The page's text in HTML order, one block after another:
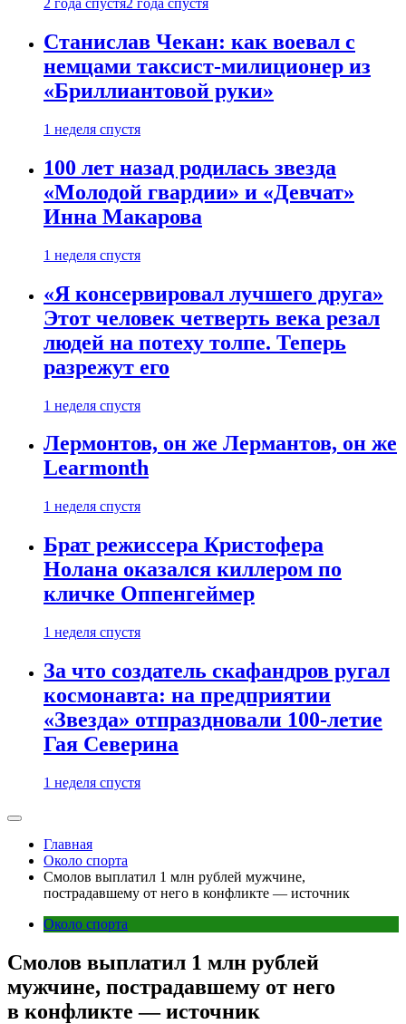
2 года спустя2 года спустя
Станислав Чекан: как воевал с
немцами таксист-милиционер из
«Бриллиантовой руки»
1 неделя спустя
100 лет назад родилась звезда
«Молодой гвардии» и «Девчат»
Инна Макарова
1 неделя спустя
«Я консервировал лучшего друга»
Этот человек четверть века резал
людей на потеху толпе. Теперь
разрежут его
1 неделя спустя
Лермонтов, он же Лермантов, он же
Learmonth
1 неделя спустя
Брат режиссера Кристофера
Нолана оказался киллером по
кличке Оппенгеймер
1 неделя спустя
За что создатель скафандров ругал
космонавта: на предприятии
«Звезда» отпраздновали 100-летие
Гая Северина
1 неделя спустя
Главная
Около спорта
Смолов выплатил 1 млн рублей мужчине,
пострадавшему от него в конфликте — источник
Около спорта
Смолов выплатил 1 млн рублей
мужчине, пострадавшему от него
в конфликте — источник